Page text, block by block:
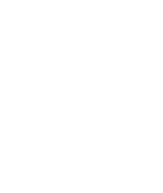
shad